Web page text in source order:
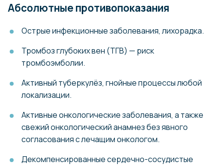
Абсолютные противопоказания
Острые инфекционные заболевания, лихорадка.
Тромбоз глубоких вен (ТГВ) — риск
тромбоэмболии.
Активный туберкулёз, гнойные процессы любой
локализации.
Активные онкологические заболевания, а также
свежий онкологический анамнез без явного
согласования с лечащим онкологом.
Декомпенсированные сердечно-сосудистые